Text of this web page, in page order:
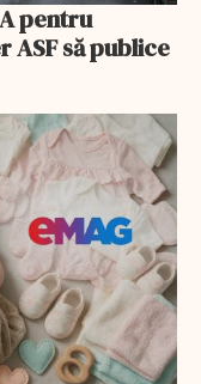
pentru
să publice